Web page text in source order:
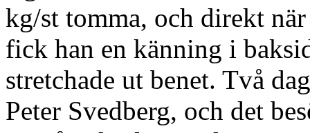
kg/st tomma, och direkt
fick han en känning i
stretchade ut benet. Två
Peter Svedberg, och det